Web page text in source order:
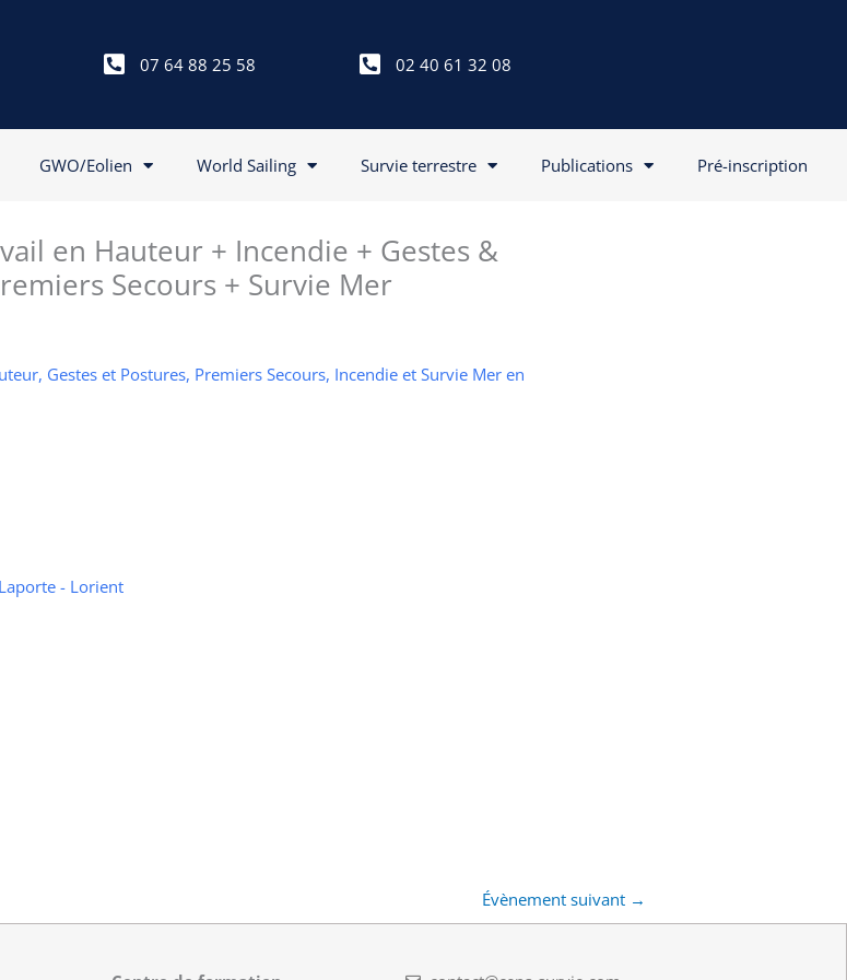
07 64 88 25 58 02 40 61 32 08
GWO/Eolien World Sailing Survie terrestre Publications Pré-inscription
en Hauteur + Incendie + Gestes &
Secours + Survie Mer
Gestes et Postures, Premiers Secours, Incendie et Survie Mer en
- Lorient
Évènement suivant →